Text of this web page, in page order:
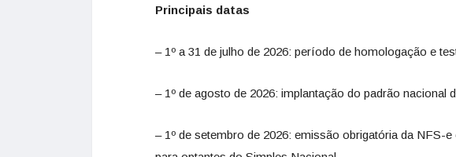
Principais datas
– 1º a 31 de julho de 2026: período de homologação e
– 1º de agosto de 2026: implantação do padrão nacional
– 1º de setembro de 2026: emissão obrigatória da NFS-